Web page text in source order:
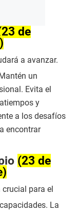
de
a avanzar.
un
Evita el
y
a los desafíos
encontrar
(23 de
para el
La